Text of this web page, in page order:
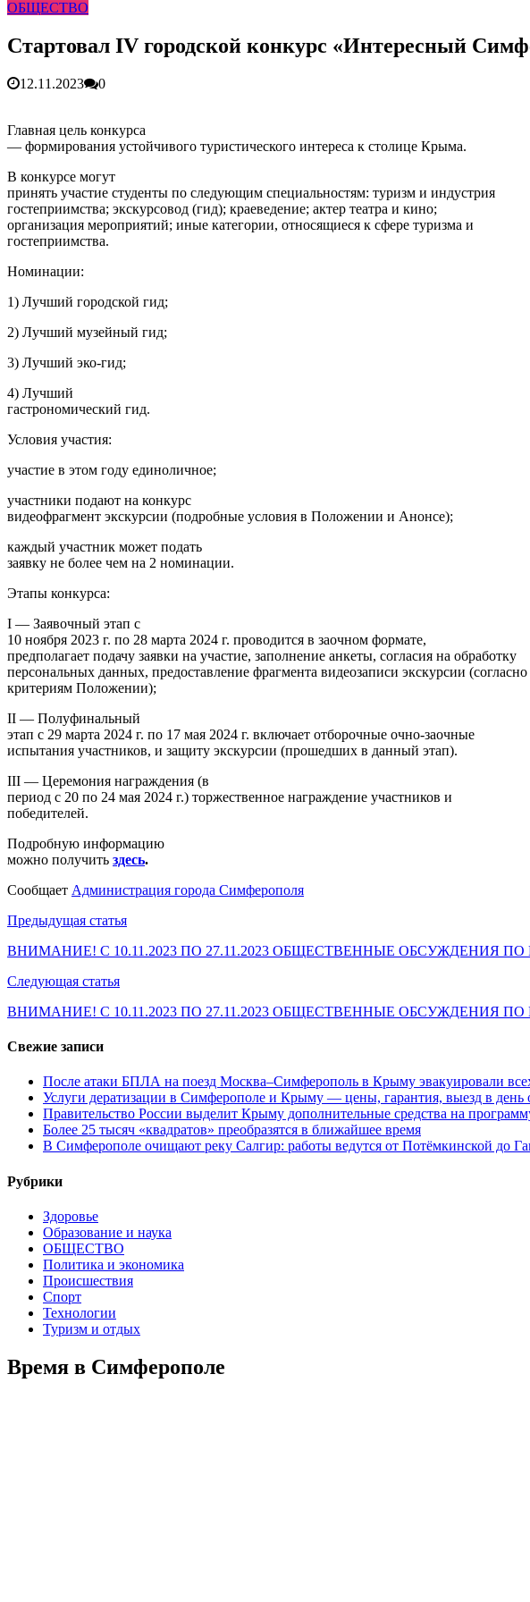
Более 25 тысяч «квадратов» преобразятся в ближайшее время...
ОБЩЕСТВО
Стартовал IV городской конкурс «Интересный
12.11.2023 0
Главная цель конкурса
— формирования устойчивого туристического интереса к столице Крыма.
В конкурсе могут
принять участие студенты по следующим специальностям: туризм и индустрия
гостеприимства; экскурсовод (гид); краеведение; актер театра и кино;
организация мероприятий; иные категории, относящиеся к сфере туризма и
гостеприимства.
Номинации:
1) Лучший городской гид;
2) Лучший музейный гид;
3) Лучший эко-гид;
4) Лучший
гастрономический гид.
Условия участия:
участие в этом году единоличное;
участники подают на конкурс
видеофрагмент экскурсии (подробные условия в Положении и Анонсе);
каждый участник может подать
заявку не более чем на 2 номинации.
Этапы конкурса:
I — Заявочный этап с
10 ноября 2023 г. по 28 марта 2024 г. проводится в заочном формате,
предполагает подачу заявки на участие, заполнение анкеты, согласия на обработку
персональных данных, предоставление фрагмента видеозаписи экскурсии (согласно
критериям Положении);
II — Полуфинальный
этап с 29 марта 2024 г. по 17 мая 2024 г. включает отборочные очно-заочные
испытания участников, и защиту экскурсии (прошедших в данный этап).
III — Церемония награждения (в
период с 20 по 24 мая 2024 г.) торжественное награждение участников и
победителей.
Подробную информацию
можно получить здесь.
Сообщает Администрация города Симферополя
Навигация
по
записям
Предыдущая статья
ВНИМАНИЕ! С 10.11.2023 ПО 27.11.2023 ОБЩЕСТВЕННЫЕ ОБСУЖДЕНИЯ
Следующая статья
ВНИМАНИЕ! С 10.11.2023 ПО 27.11.2023 ОБЩЕСТВЕННЫЕ ОБСУЖДЕНИЯ
Свежие записи
После атаки БПЛА на поезд Москва–Симферополь в Крыму эвакуировали
Услуги дератизации в Симферополе и Крыму — цены, гарантия, выезд в день
Правительство России выделит Крыму дополнительные средства на
Более 25 тысяч «квадратов» преобразятся в ближайшее время
В Симферополе очищают реку Салгир: работы ведутся от Потёмкинской до
Рубрики
Здоровье
Образование и наука
ОБЩЕСТВО
Политика и экономика
Происшествия
Спорт
Технологии
Туризм и отдых
Время в Симферополе